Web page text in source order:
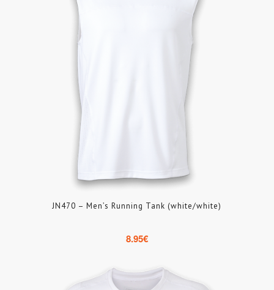
JN470 – Men’s Running Tank (white/white)
8.95€